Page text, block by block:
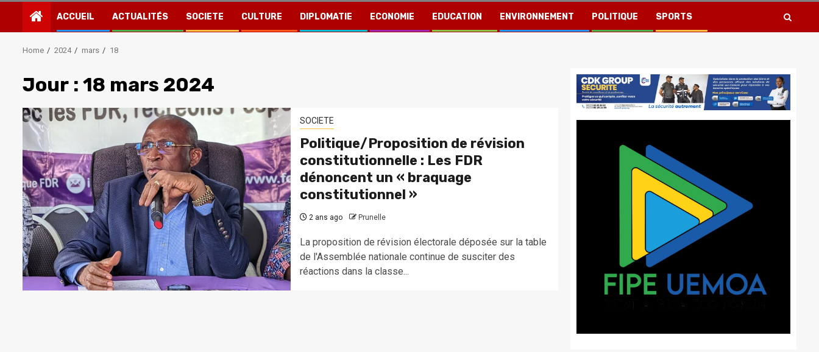
ACCUEIL ACTUALITÉS SOCIETE CULTURE DIPLOMATIE ECONOMIE EDUCATION ENVIRONNEMENT POLITIQUE SPORTS
Home 2024 mars 18
Jour : 18 mars 2024
SOCIETE
Politique/Proposition de révision
constitutionnelle : Les FDR
dénoncent un « braquage
constitutionnel »
2 ans ago Prunelle
La proposition de révision électorale déposée sur la table
de l'Assemblée nationale continue de susciter des
réactions dans la classe...